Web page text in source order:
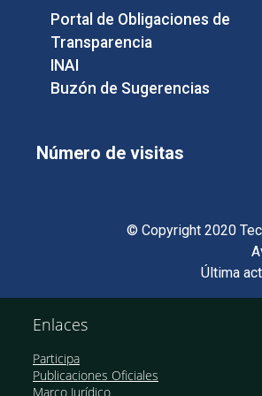
Portal de Obligaciones de
Transparencia
INAI
Buzón de Sugerencias
Número de visitas
© Copyright 2020
Última
Enlaces
Participa
Publicaciones Oficiales
Marco Jurídico